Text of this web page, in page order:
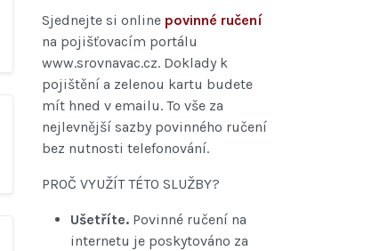
Sjednejte si online povinné ručení
na pojišťovacím portálu
www.srovnavac.cz. Doklady k
pojištění a zelenou kartu budete
mít hned v emailu. To vše za
nejlevnější sazby povinného ručení
bez nutnosti telefonování.
PROČ VYUŽÍT TÉTO SLUŽBY?
Ušetříte. Povinné ručení na
internetu je poskytováno za